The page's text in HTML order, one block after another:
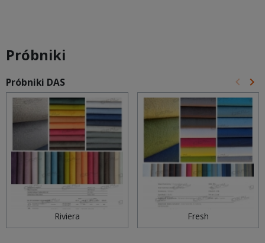
Próbniki
Próbniki DAS keyboard_arrow_left keyboard_arrow_right
Riviera Fresh